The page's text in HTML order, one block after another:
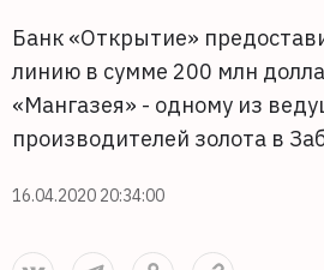
Банк «Открытие»
линию в сумме 200 млн
«Мангазея» - одному из
производителей золота в
16.04.2020 20:34:00